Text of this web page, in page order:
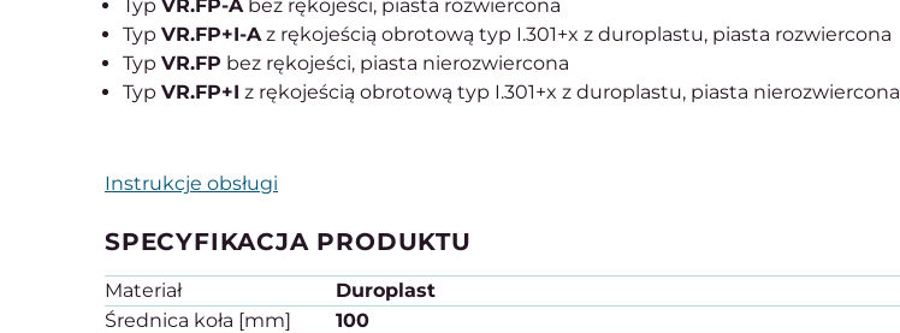
Typ VR.FP-Abez rękojeści, piasta rozwiercona
Typ VR.FP+I-Az rękojeścią obrotową typ I.301+x z duroplastu, piasta rozwiercona
Typ VR.FP bez rękojeści, piasta nierozwiercona
Typ VR.FP+I z rękojeścią obrotową typ I.301+x z duroplastu, piasta nierozwiercona
Instrukcje obsługi
SPECYFIKACJA PRODUKTU
Materiał
Duroplast
Średnica koła [mm]
100